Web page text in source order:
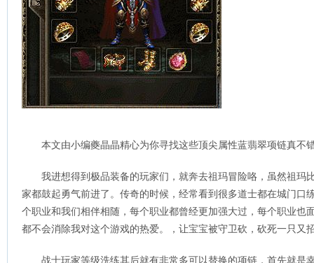
本文由小编夔晶晶精心为你寻找这些顶尖属性蓝翡翠项链真不
我进想得到极品装备的玩家们，就奔去祖玛冒险咯，虽然祖玛
家都鼓起勇气前进了。传奇的时候，经常看到很多道士都在城门口
个职业和我们相伴相随，每个职业都曾经更加强大过，每个职业也
都不会消除我对这个游戏的热爱。，让宝宝被守卫砍，砍死一只又
战士玩家等级洗练其后就有非常多可以替换的项链，首先就是